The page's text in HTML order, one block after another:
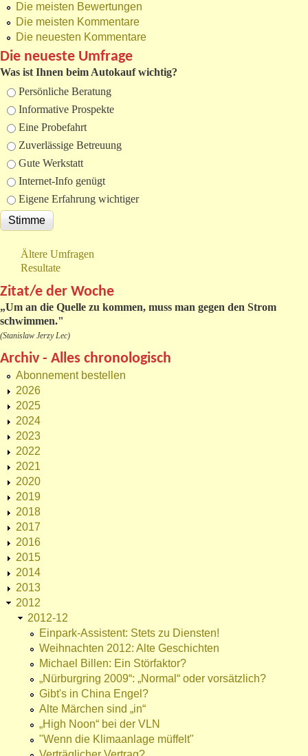
Die meisten Bewertungen
Die meisten Kommentare
Die neuesten Kommentare
Die neueste Umfrage
Was ist Ihnen beim Autokauf wichtig?
Auswahlmöglichkeiten
Persönliche Beratung
Informative Prospekte
Eine Probefahrt
Zuverlässige Betreuung
Gute Werkstatt
Internet-Info genügt
Eigene Erfahrung wichtiger
Ältere Umfragen
Resultate
Zitat/e der Woche
„Um an die Quelle zu kommen, muss man gegen den Strom
schwimmen."
(Stanislaw Jerzy Lec)
Archiv - Alles chronologisch
Abonnement bestellen
2026
2025
2024
2023
2022
2021
2020
2019
2018
2017
2016
2015
2014
2013
2012
2012-12
Einpark-Assistent: Stets zu Diensten!
Weihnachten 2012: Alte Geschichten
Michael Billen: Ein Störfaktor?
„Nürburgring 2009“: „Normal“ oder vorsätzlich?
Gibt's in China Engel?
Alte Märchen sind „in“
„High Noon“ bei der VLN
"Wenn die Klimaanlage müffelt"